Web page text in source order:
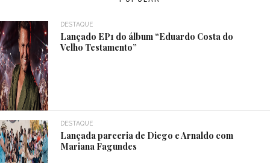
DESTAQUE
Lançado EP1 do álbum “Eduardo Costa do
Velho Testamento”
DESTAQUE
Lançada parceria de Diego e Arnaldo com
Mariana Fagundes